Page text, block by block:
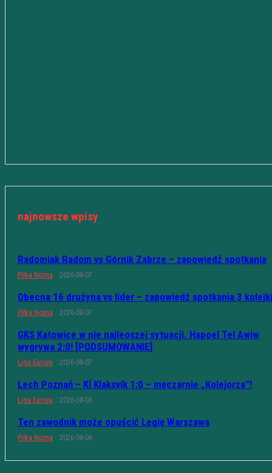
najnowsze wpisy
Radomiak Radom vs Górnik Zabrze – zapowiedź spotkania
Piłka Nożna 2026-08-07
Obecna 16 drużyna vs lider – zapowiedź spotkania 3 kolejki
Piłka Nożna 2026-08-07
GKS Katowice w nie najleoszej sytuacji. Hapoel Tel Awiw
wygrywa 2:0! [PODSUMOWANIE]
Liga Europy 2026-08-07
Lech Poznań – KÍ Klaksvík 1:0 – męczarnie „Kolejorza”!
Liga Europy 2026-08-06
Ten zawodnik może opuścić Legię Warszawa
Piłka Nożna 2026-08-06